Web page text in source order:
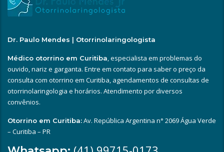
Dr. Paulo Mendes | Otorrinolaringologista
Médico otorrino em Curitiba, especialista em problemas do
ouvido, nariz e garganta. Entre em contato para saber o preço da
consulta com otorrino em Curitiba, agendamentos de consultas de
otorrinolaringologia e horários. Atendimento por diversos
convênios.
Otorrino em Curitiba:Av. República Argentina n° 2069 Água Verde
– Curitiba – PR